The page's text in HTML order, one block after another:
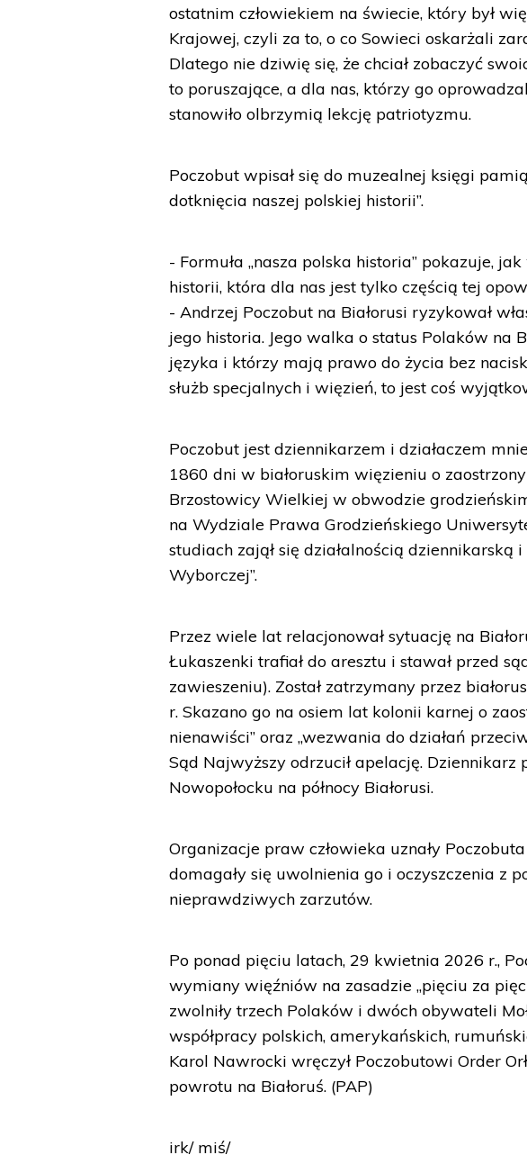
ostatnim człowiekiem na świecie, który był
Krajowej, czyli za to, o co Sowieci oskarżali
Dlatego nie dziwię się, że chciał zobaczyć
to poruszające, a dla nas, którzy go
stanowiło olbrzymią lekcję patriotyzmu.
Poczobut wpisał się do muzealnej księgi
dotknięcia naszej polskiej historii”.
- Formuła „nasza polska historia” pokazuje,
historii, która dla nas jest tylko częścią tej
- Andrzej Poczobut na Białorusi ryzykował
jego historia. Jego walka o status Polaków na
języka i którzy mają prawo do życia bez
służb specjalnych i więzień, to jest coś
Poczobut jest dziennikarzem i działaczem
1860 dni w białoruskim więzieniu o
Brzostowicy Wielkiej w obwodzie
na Wydziale Prawa Grodzieńskiego
studiach zajął się działalnością dziennikarską
Wyborczej”.
Przez wiele lat relacjonował sytuację na
Łukaszenki trafiał do aresztu i stawał przed
zawieszeniu). Został zatrzymany przez
r. Skazano go na osiem lat kolonii karnej o
nienawiści” oraz „wezwania do działań
Sąd Najwyższy odrzucił apelację.
Nowopołocku na północy Białorusi.
Organizacje praw człowieka uznały
domagały się uwolnienia go i oczyszczenia z
nieprawdziwych zarzutów.
Po ponad pięciu latach, 29 kwietnia 2026 r.,
wymiany więźniów na zasadzie „pięciu za
zwolniły trzech Polaków i dwóch obywateli
współpracy polskich, amerykańskich,
Karol Nawrocki wręczył Poczobutowi Order
powrotu na Białoruś. (PAP)
irk/ miś/